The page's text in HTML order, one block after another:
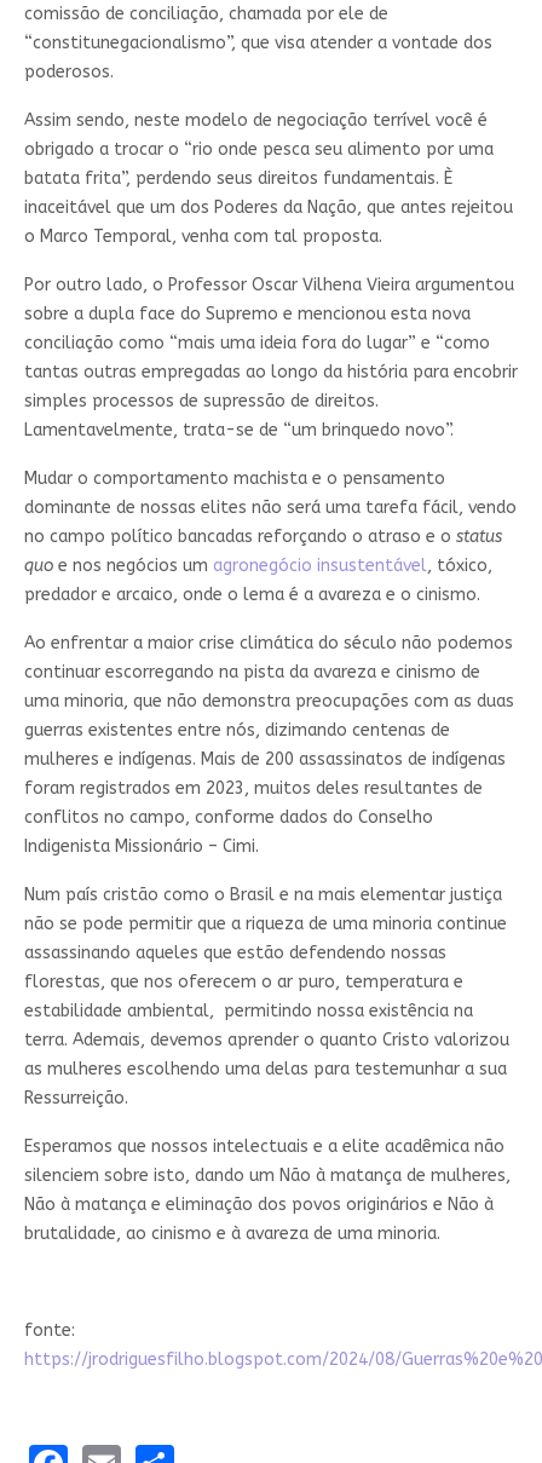
comissão de conciliação, chamada por ele de
“constitunegacionalismo”, que visa atender a vontade dos
poderosos.
Assim sendo, neste modelo de negociação terrível você é
obrigado a trocar o “rio onde pesca seu alimento por uma
batata frita”, perdendo seus direitos fundamentais. È
inaceitável que um dos Poderes da Nação, que antes rejeitou
o Marco Temporal, venha com tal proposta.
Por outro lado, o Professor Oscar Vilhena Vieira argumentou
sobre a dupla face do Supremo e mencionou esta nova
conciliação como “mais uma ideia fora do lugar” e “como
tantas outras empregadas ao longo da história para encobrir
simples processos de supressão de direitos.
Lamentavelmente, trata-se de “um brinquedo novo”.
Mudar o comportamento machista e o pensamento
dominante de nossas elites não será uma tarefa fácil, vendo
no campo político bancadas reforçando o atraso e o status
quoe nos negócios um agronegócio insustentável, tóxico,
predador e arcaico, onde o lema é a avareza e o cinismo.
Ao enfrentar a maior crise climática do século não podemos
continuar escorregando na pista da avareza e cinismo de
uma minoria, que não demonstra preocupações com as duas
guerras existentes entre nós, dizimando centenas de
mulheres e indígenas. Mais de 200 assassinatos de indígenas
foram registrados em 2023, muitos deles resultantes de
conflitos no campo, conforme dados do Conselho
Indigenista Missionário – Cimi.
Num país cristão como o Brasil e na mais elementar justiça
não se pode permitir que a riqueza de uma minoria continue
assassinando aqueles que estão defendendo nossas
florestas, que nos oferecem o ar puro, temperatura e
estabilidade ambiental, permitindo nossa existência na
terra. Ademais, devemos aprender o quanto Cristo valorizou
as mulheres escolhendo uma delas para testemunhar a sua
Ressurreição.
Esperamos que nossos intelectuais e a elite acadêmica não
silenciem sobre isto, dando um Não à matança de mulheres,
Não à matança e eliminação dos povos originários e Não à
brutalidade, ao cinismo e à avareza de uma minoria.
fonte:
https://jrodriguesfilho.blogspot.com/2024/08/